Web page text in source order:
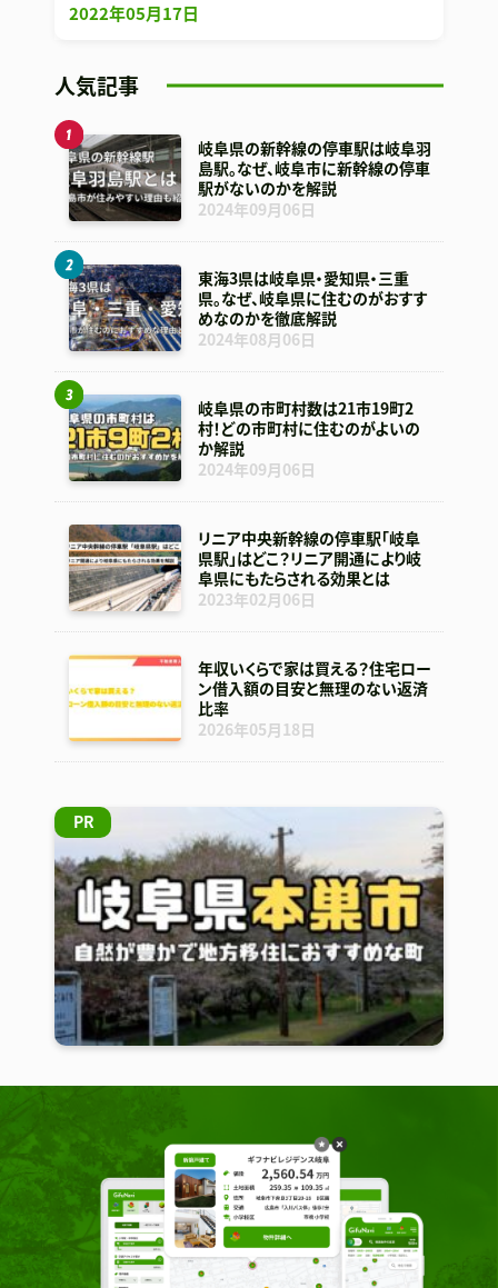
2022年05月17日
人気記事
岐阜県の新幹線の停車駅は岐阜羽
島駅。なぜ、岐阜市に新幹線の停車
駅がないのかを解説
2024年09月06日
東海3県は岐阜県・愛知県・三重
県。なぜ、岐阜県に住むのがおすす
めなのかを徹底解説
2024年08月06日
岐阜県の市町村数は21市19町2
村！どの市町村に住むのがよいの
か解説
2024年09月06日
リニア中央新幹線の停車駅「岐阜
県駅」はどこ？リニア開通により岐
阜県にもたらされる効果とは
2023年02月06日
年収いくらで家は買える？住宅ロー
ン借入額の目安と無理のない返済
比率
2026年05月18日